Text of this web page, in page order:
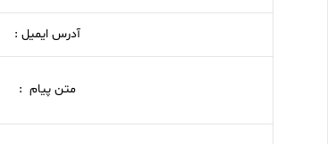
آدرس ایمیل :
متن پیام :